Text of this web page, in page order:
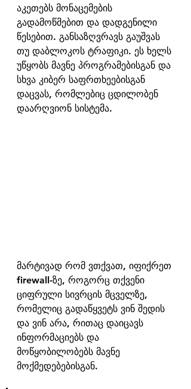
აკეთებს მონაცემების
გადამოწმებით და დადგენილი
წესებით. განსაზღვრავს გაუშვას
თუ დაბლოკოს ტრაფიკი. ეს ხელს
უწყობს მავნე პროგრამებისგან და
სხვა კიბერ საფრთხეებისგან
დაცვას, რომლებიც ცდილობენ
დაარღვიონ სისტემა.
მარტივად რომ ვთქვათ, იფიქრეთ
firewall-ზე, როგორც თქვენი
ციფრული სივრცის მცველზე,
რომელიც გადაწყვეტს ვინ შედის
და ვინ არა, რითაც დაიცავს
ინფორმაციებს და
მოწყობილობებს მავნე
მოქმედებებისგან.